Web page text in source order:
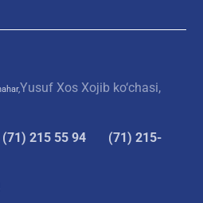
Yusuf Xos Xojib ko‘chasi,
(71) 215 55 94
(71) 215-